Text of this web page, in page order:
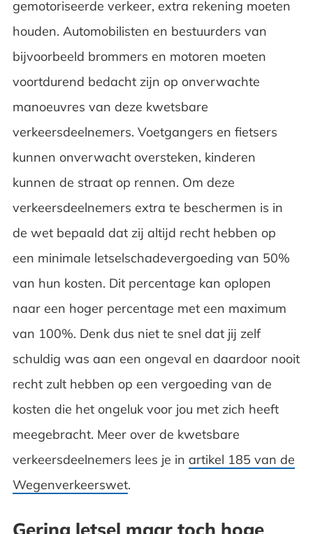
gemotoriseerde verkeer, extra rekening moeten
houden. Automobilisten en bestuurders van
bijvoorbeeld brommers en motoren moeten
voortdurend bedacht zijn op onverwachte
manoeuvres van deze kwetsbare
verkeersdeelnemers. Voetgangers en fietsers
kunnen onverwacht oversteken, kinderen
kunnen de straat op rennen. Om deze
verkeersdeelnemers extra te beschermen is in
de wet bepaald dat zij altijd recht hebben op
een minimale letselschadevergoeding van 50%
van hun kosten. Dit percentage kan oplopen
naar een hoger percentage met een maximum
van 100%. Denk dus niet te snel dat jij zelf
schuldig was aan een ongeval en daardoor nooit
recht zult hebben op een vergoeding van de
kosten die het ongeluk voor jou met zich heeft
meegebracht. Meer over de kwetsbare
verkeersdeelnemers lees je in artikel 185 van de
Wegenverkeerswet.